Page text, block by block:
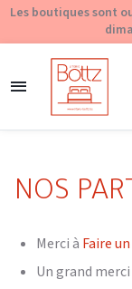
Les boutiques sont
NOS
Merci à Faire
Un grand merci